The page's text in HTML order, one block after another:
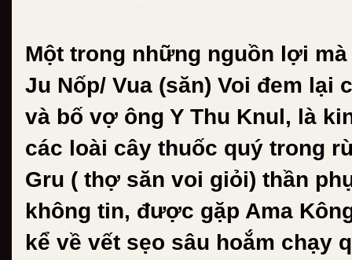
Một trong những nguồn lợi
Ju Nốp/ Vua (săn) Voi đem lại
và bố vợ ông Y Thu Knul, là
các loài cây thuốc quý trong
Gru ( thợ săn voi giỏi) thần
không tin, được gặp Ama
kể về vết sẹo sâu hoắm chạy